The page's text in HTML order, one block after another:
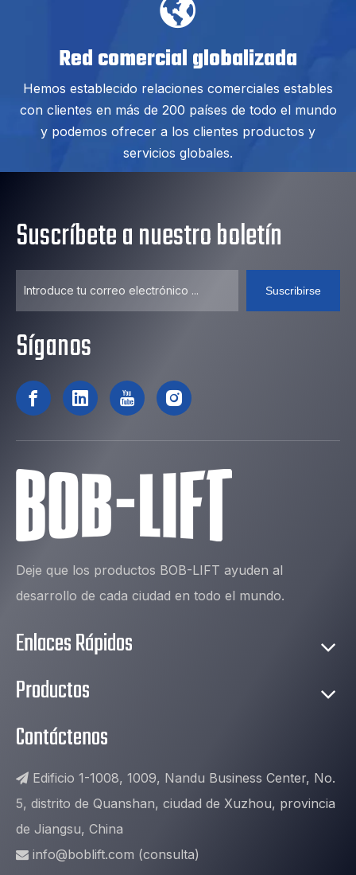
Red comercial globalizada
Hemos establecido relaciones comerciales estables
con clientes en más de 200 países de todo el mundo
y podemos ofrecer a los clientes productos y
servicios globales.
Suscríbete a nuestro boletín
Suscribirse
Síganos
Deje que los productos BOB-LIFT ayuden al
desarrollo de cada ciudad en todo el mundo.
Enlaces Rápidos
Productos
Contáctenos
 Edificio 1-1008, 1009, Nandu Business Center, No.
5, distrito de Quanshan, ciudad de Xuzhou, provincia
de Jiangsu, China
 info@boblift.com (consulta)